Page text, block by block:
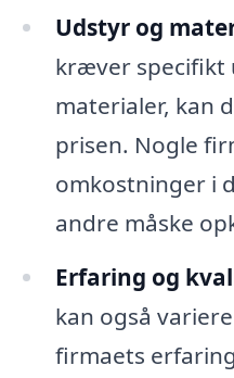
Udstyr og
kræver specifikt
materialer, kan
prisen. Nogle
omkostninger i
andre måske
Erfaring og
kan også
firmaets